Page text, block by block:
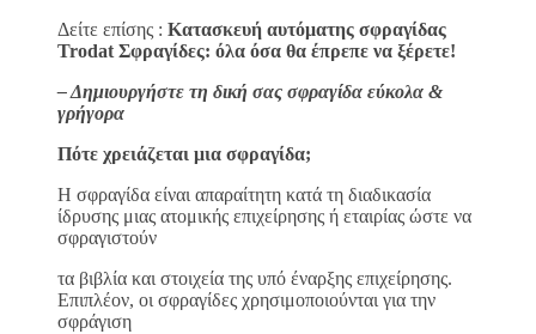
Δείτε επίσης : Κατασκευή αυτόματης σφραγίδας
Trodat Σφραγίδες: όλα όσα θα έπρεπε να ξέρετε!
– Δημιουργήστε τη δική σας σφραγίδα εύκολα &
γρήγορα
Πότε χρειάζεται μια σφραγίδα;
H σφραγίδα είναι απαραίτητη κατά τη διαδικασία
ίδρυσης μιας ατομικής επιχείρησης ή εταιρίας ώστε να
σφραγιστούν
τα βιβλία και στοιχεία της υπό έναρξης επιχείρησης.
Επιπλέον, οι σφραγίδες χρησιμοποιούνται για την
σφράγιση